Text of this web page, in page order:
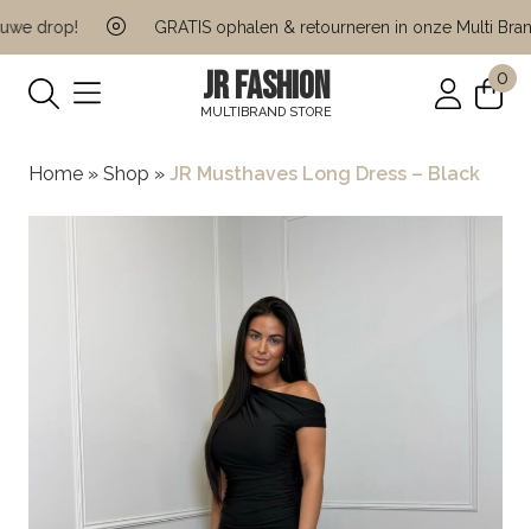
drop! GRATIS ophalen & retourneren in onze Multi Brand
JR FASHION
MULTIBRAND STORE
0
Home » Shop » JR Musthaves Long Dress – Black